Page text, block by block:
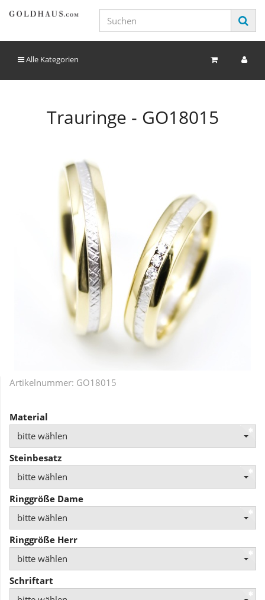
Alle Kategorien
Trauringe - GO18015
Artikelnummer: GO18015
Material
bitte wählen
Steinbesatz
bitte wählen
Ringgröße Dame
bitte wählen
Ringgröße Herr
bitte wählen
Schriftart